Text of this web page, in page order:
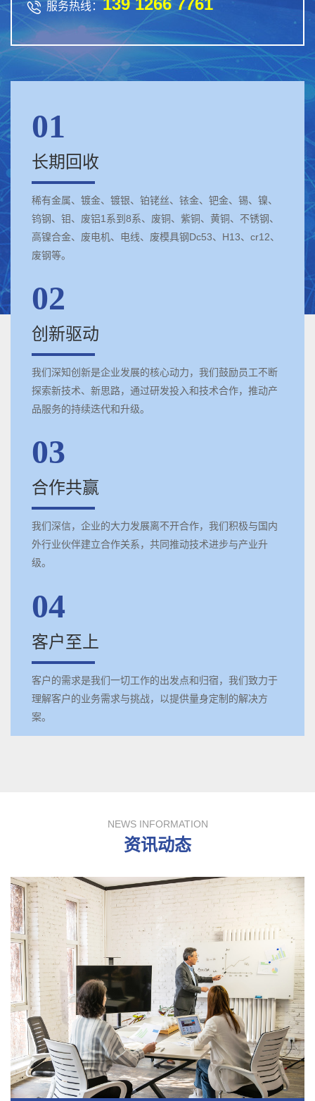
 服务热线：
01
长期回收
稀有金属、镀金、镀银、铂铑丝、铱金、钯金、锡、镍、
钨钢、钼、废铝1系到8系、废铜、紫铜、黄铜、不锈钢、
高镍合金、废电机、电线、废模具钢Dc53、H13、cr12、
废钢等。
02
创新驱动
我们深知创新是企业发展的核心动力，我们鼓励员工不断
探索新技术、新思路，通过研发投入和技术合作，推动产
品服务的持续迭代和升级。
03
合作共赢
我们深信，企业的大力发展离不开合作，我们积极与国内
外行业伙伴建立合作关系，共同推动技术进步与产业升
级。
04
客户至上
客户的需求是我们一切工作的出发点和归宿，我们致力于
理解客户的业务需求与挑战，以提供量身定制的解决方
案。
NEWS INFORMATION
资讯动态